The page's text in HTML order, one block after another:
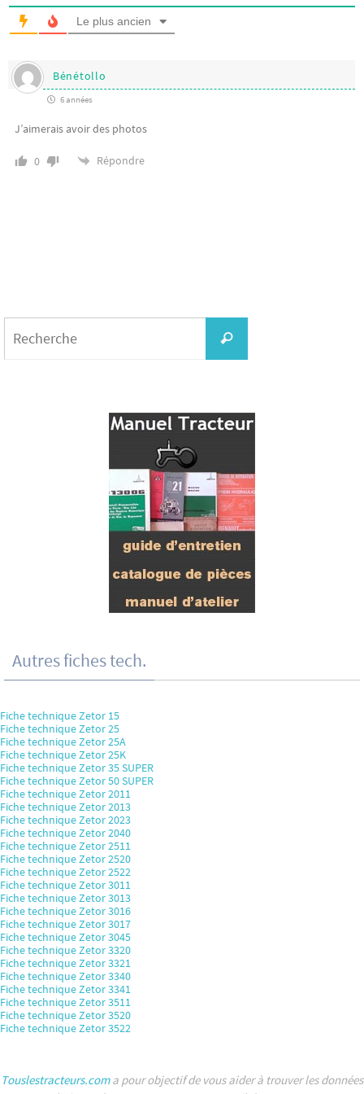
Le plus ancien
Bénétollo
6 années
J’aimerais avoir des photos
0 Répondre
Recherche
Autres fiches tech.
Fiche technique Zetor 15
Fiche technique Zetor 25
Fiche technique Zetor 25A
Fiche technique Zetor 25K
Fiche technique Zetor 35 SUPER
Fiche technique Zetor 50 SUPER
Fiche technique Zetor 2011
Fiche technique Zetor 2013
Fiche technique Zetor 2023
Fiche technique Zetor 2040
Fiche technique Zetor 2511
Fiche technique Zetor 2520
Fiche technique Zetor 2522
Fiche technique Zetor 3011
Fiche technique Zetor 3013
Fiche technique Zetor 3016
Fiche technique Zetor 3017
Fiche technique Zetor 3045
Fiche technique Zetor 3320
Fiche technique Zetor 3321
Fiche technique Zetor 3340
Fiche technique Zetor 3341
Fiche technique Zetor 3511
Fiche technique Zetor 3520
Fiche technique Zetor 3522
Touslestracteurs.coma pour objectif de vous aider à trouver les données